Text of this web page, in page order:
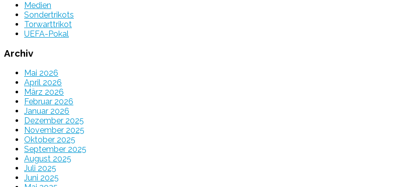
Medien
Sondertrikots
Torwarttrikot
UEFA-Pokal
Archiv
Mai 2026
April 2026
März 2026
Februar 2026
Januar 2026
Dezember 2025
November 2025
Oktober 2025
September 2025
August 2025
Juli 2025
Juni 2025